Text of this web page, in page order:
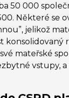
50 000
Některé se
jelikož
konsolidovaný
mateřské
vstupy, a